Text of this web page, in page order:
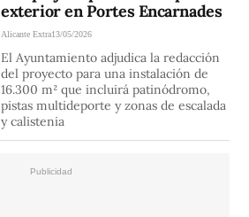
exterior en Portes Encarnades
Alicante Extra13/05/2026
El Ayuntamiento adjudica la redacción
del proyecto para una instalación de
16.300 m² que incluirá patinódromo,
pistas multideporte y zonas de escalada
y calistenia